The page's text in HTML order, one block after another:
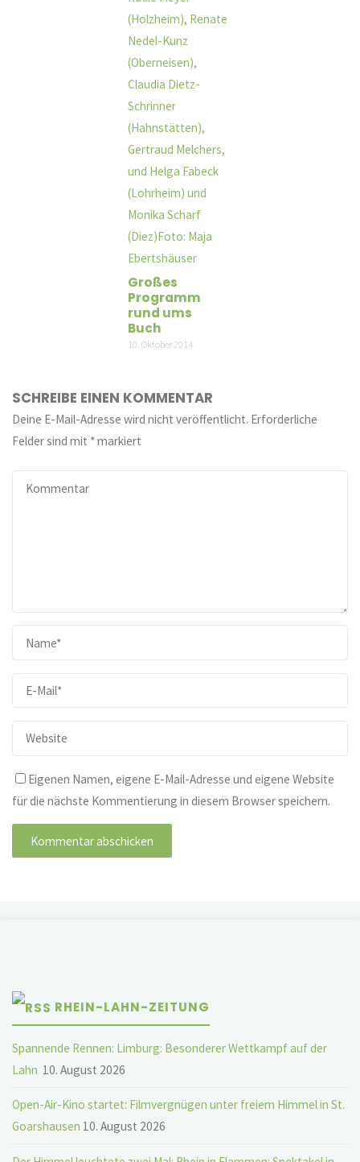
Großes
Programm
rund ums
Buch
10. Oktober 2014
SCHREIBE EINEN KOMMENTAR
Deine E-Mail-Adresse wird nicht veröffentlicht. Erforderliche
Felder sind mit *markiert
Eigenen Namen, eigene E-Mail-Adresse und eigene Website
für die nächste Kommentierung in diesem Browser speichern.
RHEIN-LAHN-ZEITUNG
Spannende Rennen: Limburg: Besonderer Wettkampf auf der
Lahn 10. August 2026
Open-Air-Kino startet: Filmvergnügen unter freiem Himmel in St.
Goarshausen 10. August 2026